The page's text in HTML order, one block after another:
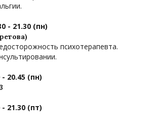
- 21.30 (пн)
психотерапевта.
20.45 (пн)
21.30 (пт)